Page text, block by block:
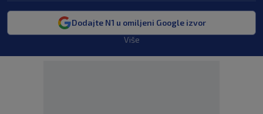
Dodajte N1 u omiljeni Google izvor
Više